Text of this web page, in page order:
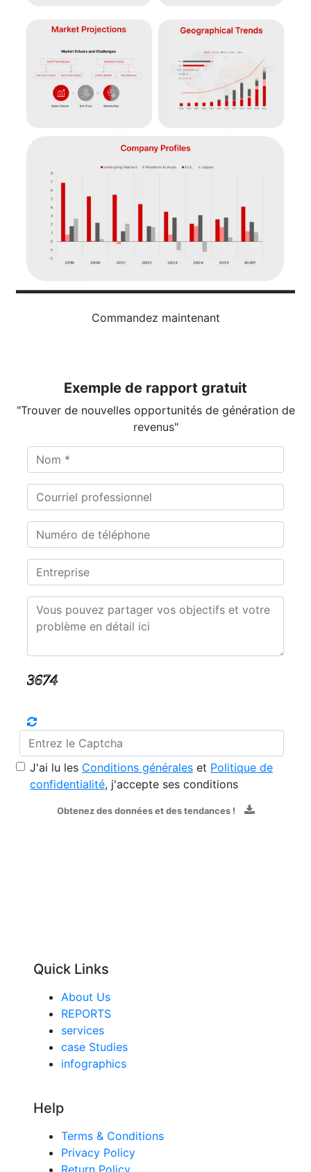
Commandez maintenant
Exemple de rapport gratuit
"Trouver de nouvelles opportunités de génération de
revenus"
J'ai lu les Conditions générales et Politique de
confidentialité, j'accepte ses conditions
Obtenez des données et des tendances !
Quick Links
About Us
REPORTS
services
case Studies
infographics
Help
Terms & Conditions
Privacy Policy
Return Policy